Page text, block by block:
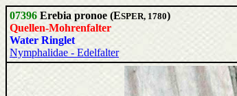
07396 Erebia pronoe (ESPER, 1780)
Quellen-Mohrenfalter
Water Ringlet
Nymphalidae - Edelfalter